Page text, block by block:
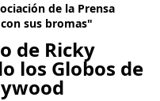
de la Prensa
sus bromas"
de Ricky
los Globos de